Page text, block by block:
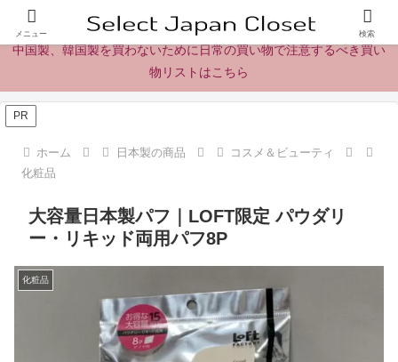
日本製の商品、製品、食品レビューとニュース
中国製、韓国製を買わないために日常の買い物で注意するべき買い
物リストはこちら
PR
ホーム 日本製の商品
コスメ＆ビューティ
化粧品
大容量日本製パフ｜LOFT限定 パウダリ
ー・リキッド両用パフ8P
化粧品
メニュー 検索